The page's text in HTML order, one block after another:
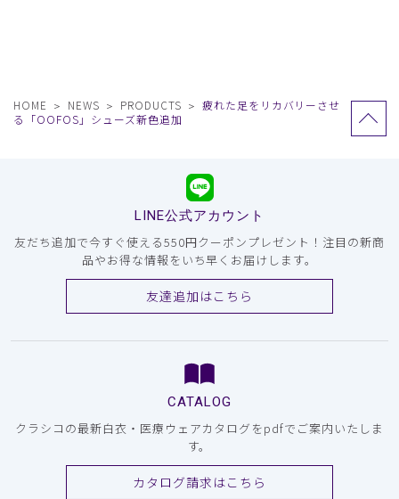
HOME NEWS PRODUCTS
疲れた足をリカバリーさせ
る「OOFOS」シューズ新色追加
LINE公式アカウント
友だち追加で今すぐ使える550円クーポンプレゼント！注目の新商
品やお得な情報をいち早くお届けします。
友達追加はこちら
CATALOG
クラシコの最新白衣・医療ウェアカタログをpdfでご案内いたしま
す。
カタログ請求はこちら